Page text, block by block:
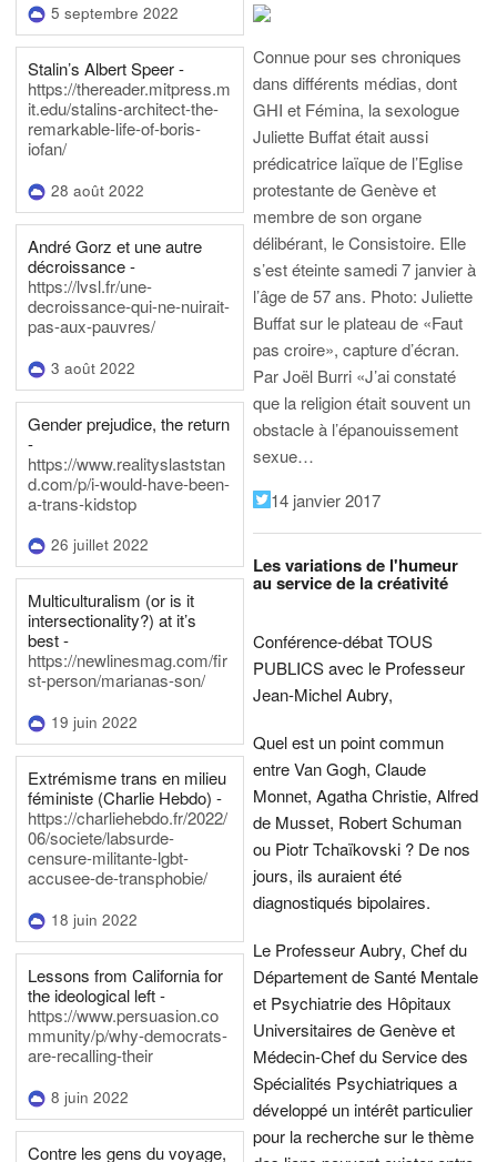
5 septembre 2022
Stalin’s Albert Speer -
https://thereader.mitpress.m
it.edu/stalins-architect-the-
remarkable-life-of-boris-
iofan/
28 août 2022
André Gorz et une autre
décroissance -
https://lvsl.fr/une-
decroissance-qui-ne-nuirait-
pas-aux-pauvres/
3 août 2022
Gender prejudice, the return
-
https://www.realityslaststan
d.com/p/i-would-have-been-
a-trans-kidstop
26 juillet 2022
Multiculturalism (or is it
intersectionality?) at it’s
best -
https://newlinesmag.com/fir
st-person/marianas-son/
19 juin 2022
Extrémisme trans en milieu
féministe (Charlie Hebdo) -
https://charliehebdo.fr/2022/
06/societe/labsurde-
censure-militante-lgbt-
accusee-de-transphobie/
18 juin 2022
Lessons from California for
the ideological left -
https://www.persuasion.co
mmunity/p/why-democrats-
are-recalling-their
8 juin 2022
Contre les gens du voyage,
Connue pour ses chroniques
dans différents médias, dont
GHI et Fémina, la sexologue
Juliette Buffat était aussi
prédicatrice laïque de l’Eglise
protestante de Genève et
membre de son organe
délibérant, le Consistoire. Elle
s’est éteinte samedi 7 janvier à
l’âge de 57 ans. Photo: Juliette
Buffat sur le plateau de «Faut
pas croire», capture d’écran.
Par Joël Burri «J’ai constaté
que la religion était souvent un
obstacle à l’épanouissement
sexue…
14 janvier 2017
Les variations de l'humeur
au service de la créativité
Conférence-débat TOUS
PUBLICS avec le Professeur
Jean-Michel Aubry,
Quel est un point commun
entre Van Gogh, Claude
Monnet, Agatha Christie, Alfred
de Musset, Robert Schuman
ou Piotr Tchaïkovski ? De nos
jours, ils auraient été
diagnostiqués bipolaires.
Le Professeur Aubry, Chef du
Département de Santé Mentale
et Psychiatrie des Hôpitaux
Universitaires de Genève et
Médecin-Chef du Service des
Spécialités Psychiatriques a
développé un intérêt particulier
pour la recherche sur le thème